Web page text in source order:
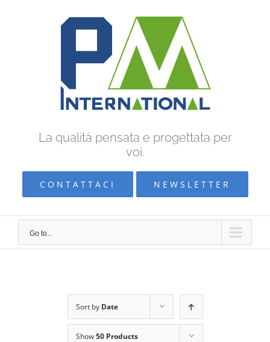
La qualità pensata e progettata per
voi.
CONTATTACI NEWSLETTER
Go to...
Sort by Date
Show50 Products